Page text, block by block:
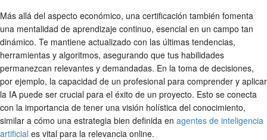
Más allá del aspecto económico, una certificación también fomenta
una mentalidad de aprendizaje continuo, esencial en un campo tan
dinámico. Te mantiene actualizado con las últimas tendencias,
herramientas y algoritmos, asegurando que tus habilidades
permanezcan relevantes y demandadas. En la toma de decisiones,
por ejemplo, la capacidad de un profesional para comprender y aplicar
la IA puede ser crucial para el éxito de un proyecto. Esto se conecta
con la importancia de tener una visión holística del conocimiento,
similar a cómo una estrategia bien definida en agentes de inteligencia
artificial es vital para la relevancia online.